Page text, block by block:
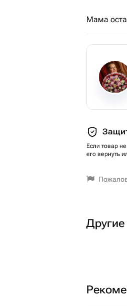
Мама
Если товар
его вернуть